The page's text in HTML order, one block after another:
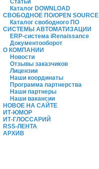
Статьи
Каталог DOWNLOAD
СВОБОДНОЕ ПО/OPEN SOURCE
Каталог свободного ПО
СИСТЕМЫ АВТОМАТИЗАЦИИ
ERP-система iRenaissance
Документооборот
О КОМПАНИИ
Новости
Отзывы заказчиков
Лицензии
Наши координаты
Программа партнерства
Наши партнеры
Наши вакансии
НОВОЕ НА САЙТЕ
ИТ-ЮМОР
ИТ-ГЛОССАРИЙ
RSS-ЛЕНТА
АРХИВ